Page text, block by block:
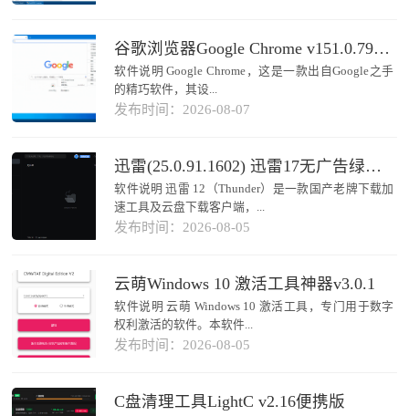
谷歌浏览器Google Chrome v151.0.7922.109绿色便携版
软件说明 Google Chrome，这是一款出自Google之手
的精巧软件，其设...
发布时间：2026-08-07
迅雷(25.0.91.1602) 迅雷17无广告绿色精简版
软件说明 迅雷 12（Thunder）是一款国产老牌下载加
速工具及云盘下载客户端，...
发布时间：2026-08-05
云萌Windows 10 激活工具神器v3.0.1
软件说明 云萌 Windows 10 激活工具，专门用于数字
权利激活的软件。本软件...
发布时间：2026-08-05
C盘清理工具LightC v2.16便携版